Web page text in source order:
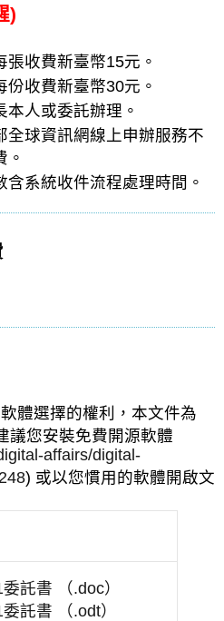
)
收費新臺幣15元。
收費新臺幣30元。
人或委託辦理。
全球資訊網線上申辦服務不
。
系統收件流程處理時間。
體選擇的權利，本文件為
議您安裝免費開源軟體
affairs/digital-
) 或以您慣用的軟體開啟文
託書 （.doc）
託書 （.odt）